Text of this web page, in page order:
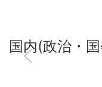
国内(政治・